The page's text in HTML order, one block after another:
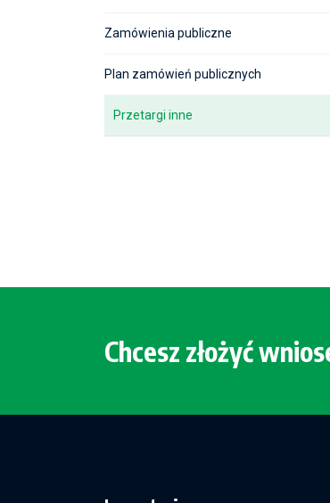
Zamówienia publiczne
Plan zamówień publicznych
Przetargi inne
Chcesz złożyć